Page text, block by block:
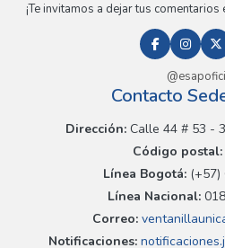
¡Te invitamos a dejar tus
Contacto
Dirección:Calle 44 # 53 -
Código postal:
Línea Bogotá:(+57)
Línea Nacional:
Correo:
Notificaciones: